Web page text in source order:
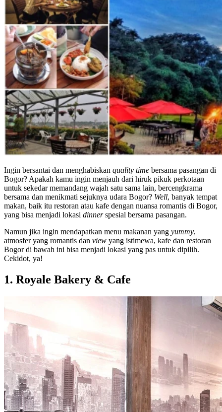
Ingin bersantai dan menghabiskan quality time bersama pasangan di
Bogor? Apakah kamu ingin menjauh dari hiruk pikuk perkotaan
untuk sekedar memandang wajah satu sama lain, bercengkrama
bersama dan menikmati sejuknya udara Bogor? Well, banyak tempat
makan, baik itu restoran atau kafe dengan nuansa romantis di Bogor,
yang bisa menjadi lokasi dinnerspesial bersama pasangan.
Namun jika ingin mendapatkan menu makanan yang yummy,
atmosfer yang romantis dan view yang istimewa, kafe dan restoran
Bogor di bawah ini bisa menjadi lokasi yang pas untuk dipilih.
Cekidot, ya!
1. Royale Bakery & Cafe